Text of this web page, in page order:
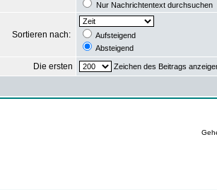
Nur Nachrichtentext durchsuchen
Sortieren nach:
Aufsteigend
Absteigend
Die ersten Zeichen des Beitrags